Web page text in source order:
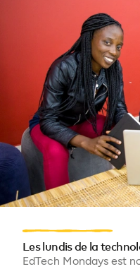
Les lundis de la
EdTech Mondays est